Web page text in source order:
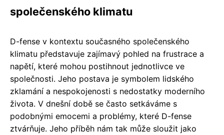
společenského klimatu
D-fense v kontextu současného společenského
klimatu představuje zajímavý pohled na frustrace a
napětí, které mohou postihnout jednotlivce ve
společnosti. Jeho postava je symbolem lidského
zklamání a nespokojenosti s nedostatky moderního
života. V dnešní době se často setkáváme s
podobnými emocemi a problémy, které D-fense
ztvárňuje. Jeho příběh nám tak může sloužit jako